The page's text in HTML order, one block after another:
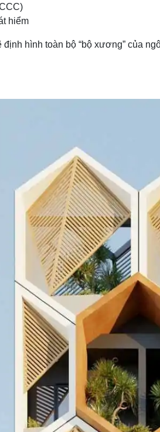
hiểm
hình toàn bộ “bộ xương” của